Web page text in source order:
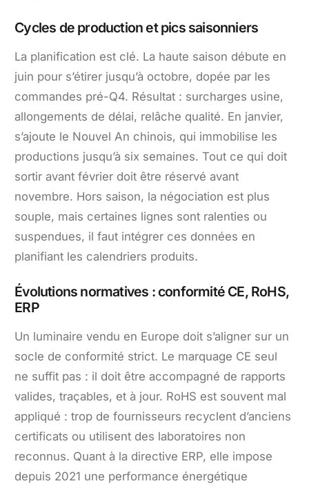
Cycles de production et pics saisonniers
La planification est clé. La haute saison débute en
juin pour s’étirer jusqu’à octobre, dopée par les
commandes pré-Q4. Résultat : surcharges usine,
allongements de délai, relâche qualité. En janvier,
s’ajoute le Nouvel An chinois, qui immobilise les
productions jusqu’à six semaines. Tout ce qui doit
sortir avant février doit être réservé avant
novembre. Hors saison, la négociation est plus
souple, mais certaines lignes sont ralenties ou
suspendues, il faut intégrer ces données en
planifiant les calendriers produits.
Évolutions normatives : conformité CE, RoHS,
ERP
Un luminaire vendu en Europe doit s’aligner sur un
socle de conformité strict. Le marquage CE seul
ne suffit pas : il doit être accompagné de rapports
valides, traçables, et à jour. RoHS est souvent mal
appliqué : trop de fournisseurs recyclent d’anciens
certificats ou utilisent des laboratoires non
reconnus. Quant à la directive ERP, elle impose
depuis 2021 une performance énergétique